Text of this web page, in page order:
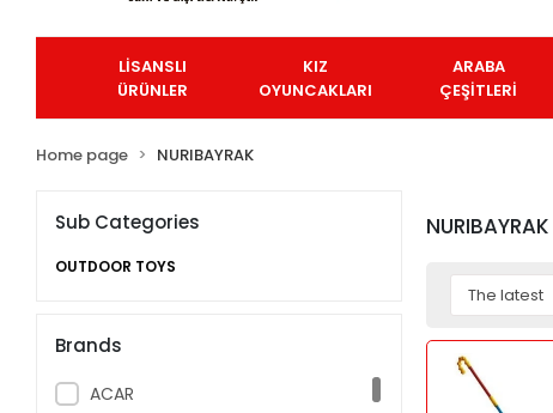
LİSANSLI
ÜRÜNLER
KIZ
OYUNCAKLARI
ARABA
ÇEŞİTLERİ
Home page NURIBAYRAK
Sub Categories
OUTDOOR TOYS
Brands
ACAR
NURIBAYRAK